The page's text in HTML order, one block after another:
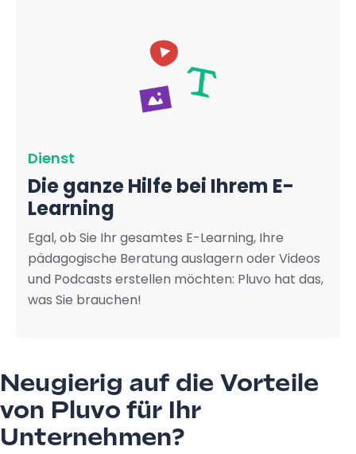
Dienst
Die ganze Hilfe bei Ihrem E-
Learning
Egal, ob Sie Ihr gesamtes E-Learning, Ihre
pädagogische Beratung auslagern oder Videos
und Podcasts erstellen möchten: Pluvo hat das,
was Sie brauchen!
Neugierig auf die Vorteile
von Pluvo für Ihr
Unternehmen?